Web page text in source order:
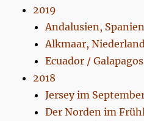
2019
Andalusien,
Alkmaar,
Ecuador /
2018
Jersey im
Der Norden im